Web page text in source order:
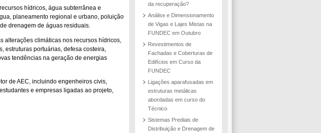
hídricos, água subterrânea e
planeamento regional e urbano, poluição
drenagem de águas residuais.
alterações climáticas nos recursos hídricos,
estruturas portuárias, defesa costeira,
tendências na geração de energias
de AEC, incluindo engenheiros civis,
e empresas ligadas ao projeto,
da recuperação?
Análise e Dimensionamento
de Vigas e Lajes Mistas na
FUNDEC em Outubro
Revestimentos de
Fachadas e Coberturas de
Edifícios em Curso da
FUNDEC
Ligações aparafusadas em
estruturas metálicas
abordadas em curso do
Técnico
Sistemas Prediais de
Distribuição e Drenagem de